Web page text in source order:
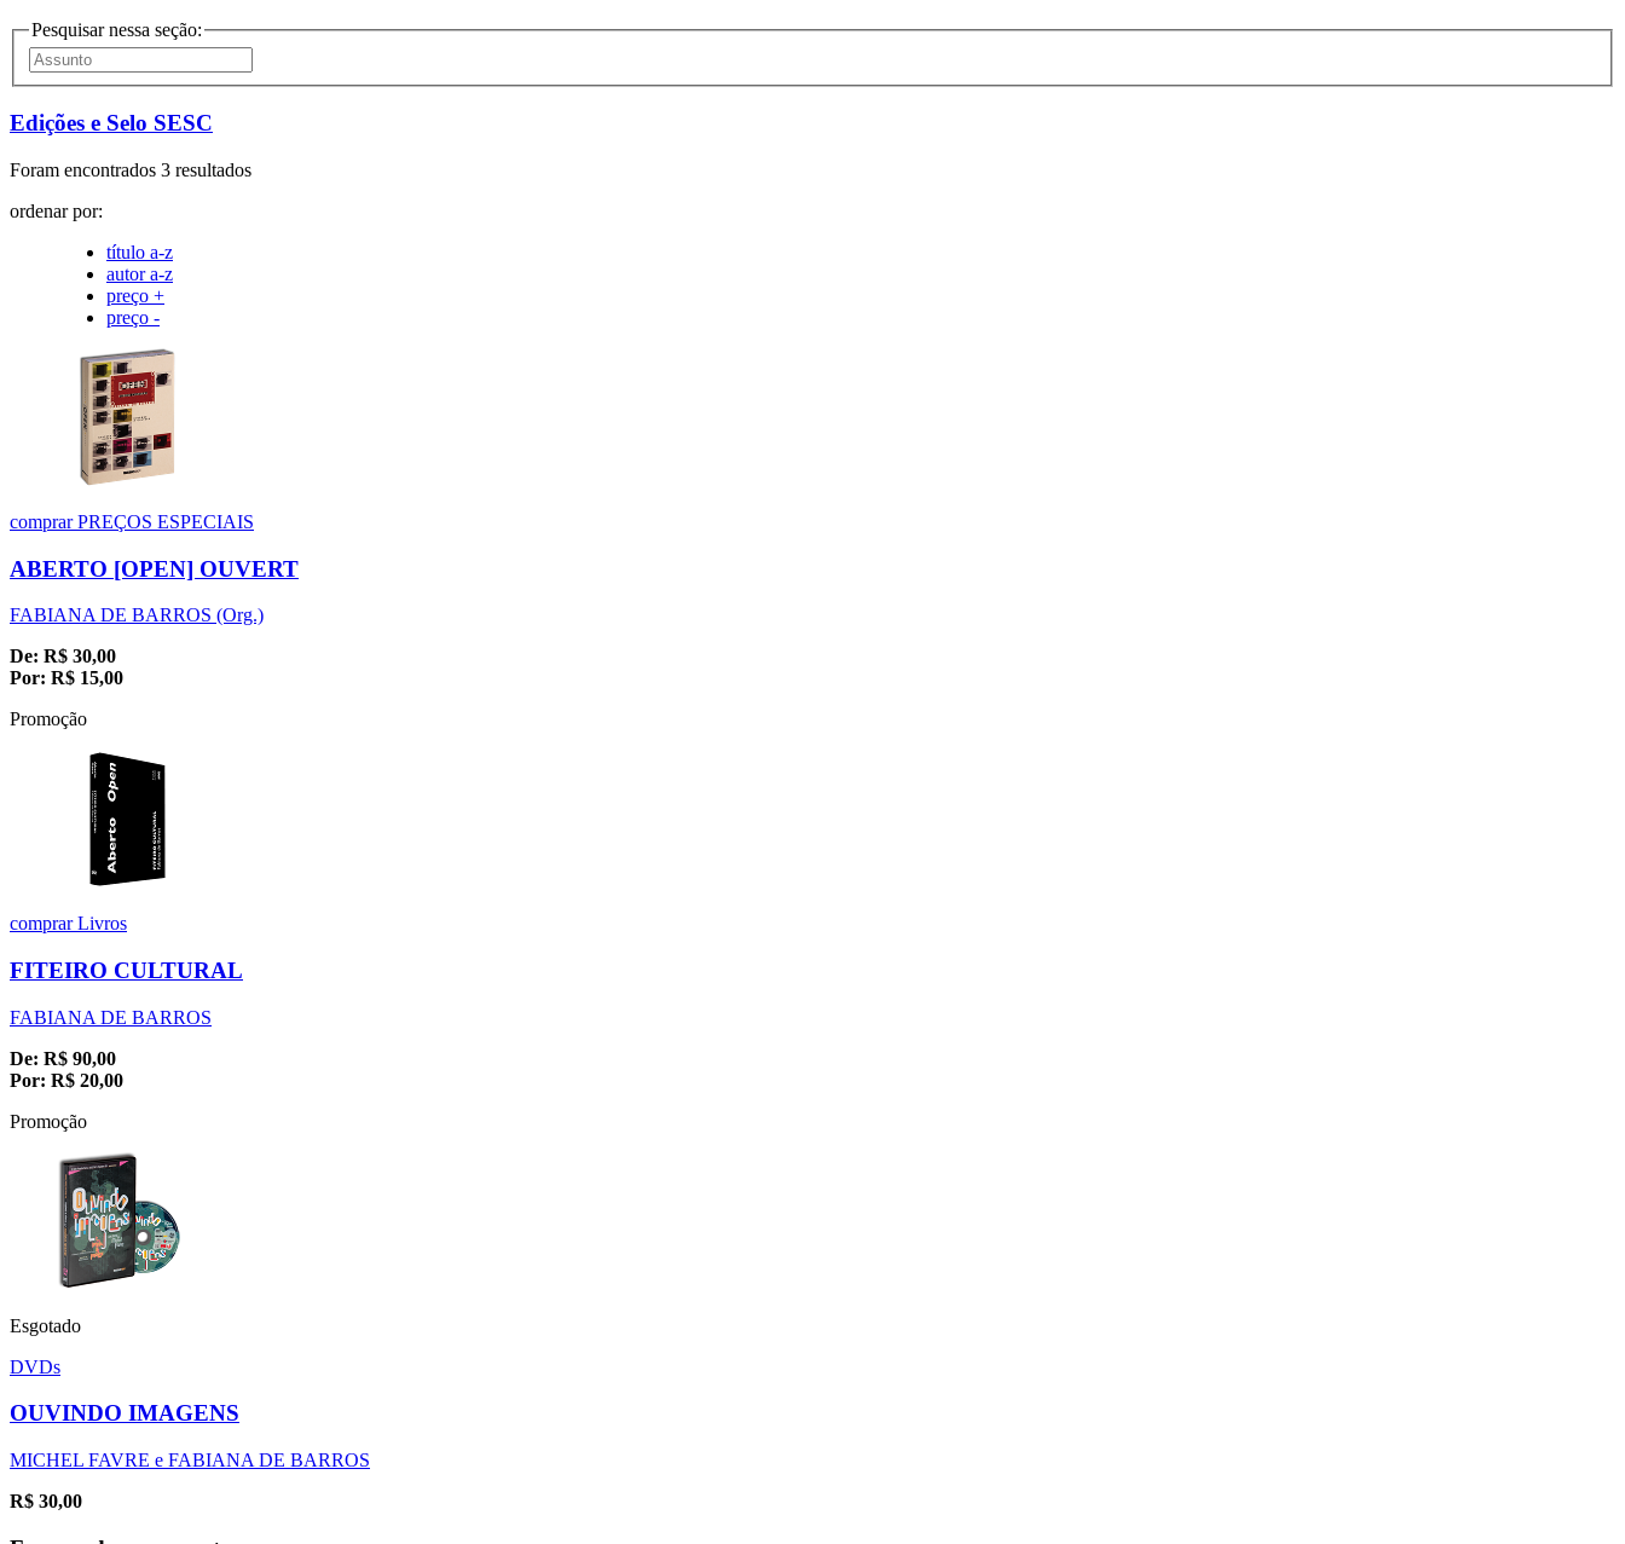
Pesquisar nessa seção:
Edições e Selo SESC
Foram encontrados 3 resultados
ordenar por:
título a-z
autor a-z
preço +
preço -
comprarPREÇOS ESPECIAIS
ABERTO [OPEN] OUVERT
FABIANA DE BARROS (Org.)
De: R$ 30,00
Por: R$ 15,00
Promoção
comprarLivros
FITEIRO CULTURAL
FABIANA DE BARROS
De: R$ 90,00
Por: R$ 20,00
Promoção
Esgotado
DVDs
OUVINDO IMAGENS
MICHEL FAVRE e FABIANA DE BARROS
R$ 30,00